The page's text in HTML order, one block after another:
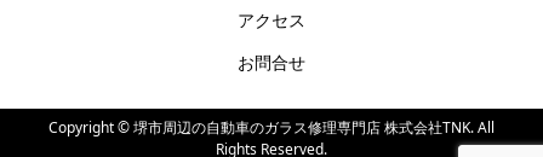
アクセス
お問合せ
Copyright ©堺市周辺の自動車のガラス修理専門店 株式会社TNK. All
Rights Reserved.